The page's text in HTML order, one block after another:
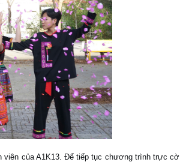
viên của A1K13. Để tiếp tục chương trình trực cờ